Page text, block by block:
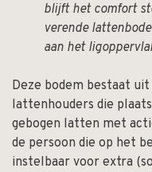
blijft het comfort
verende
aan het
Deze bodem bestaat
lattenhouders die
gebogen latten met
de persoon die op het
instelbaar voor extra